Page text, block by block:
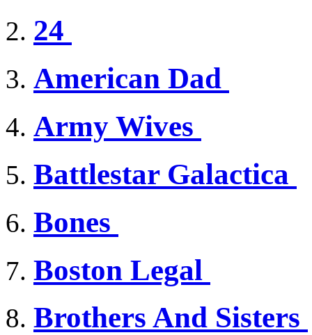
24
American Dad
Army Wives
Battlestar Galactica
Bones
Boston Legal
Brothers And Sisters